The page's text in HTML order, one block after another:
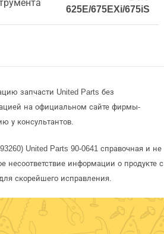
625E/675EXi/675iS
запчасти United Parts без
на официальном сайте фирмы-
у консультантов.
United Parts 90-0641 справочная и не
информации о продукте с
скорейшего исправления.